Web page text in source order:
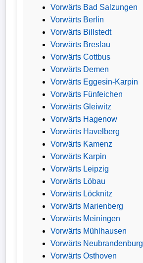
Vorwärts Bad Salzungen
Vorwärts Berlin
Vorwärts Billstedt
Vorwärts Breslau
Vorwärts Cottbus
Vorwärts Demen
Vorwärts Eggesin-Karpin
Vorwärts Fünfeichen
Vorwärts Gleiwitz
Vorwärts Hagenow
Vorwärts Havelberg
Vorwärts Kamenz
Vorwärts Karpin
Vorwärts Leipzig
Vorwärts Löbau
Vorwärts Löcknitz
Vorwärts Marienberg
Vorwärts Meiningen
Vorwärts Mühlhausen
Vorwärts Neubrandenburg
Vorwärts Osthoven